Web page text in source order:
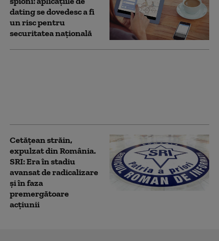
dating se dovedesc a fi
un risc pentru
securitatea națională
Cetățean străin,
expulzat din România.
SRI: Era în stadiu
avansat de radicalizare
și în faza
premergătoare
acțiunii